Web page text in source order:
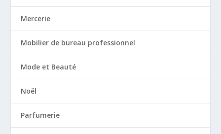
Mercerie
Mobilier de bureau professionnel
Mode et Beauté
Noël
Parfumerie